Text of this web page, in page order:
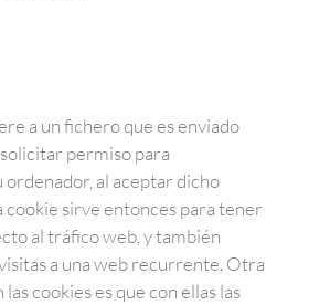
a un fichero que es enviado
permiso para
ordenador, al aceptar dicho
cookie sirve entonces para tener
al tráfico web, y también
a una web recurrente. Otra
cookies es que con ellas las